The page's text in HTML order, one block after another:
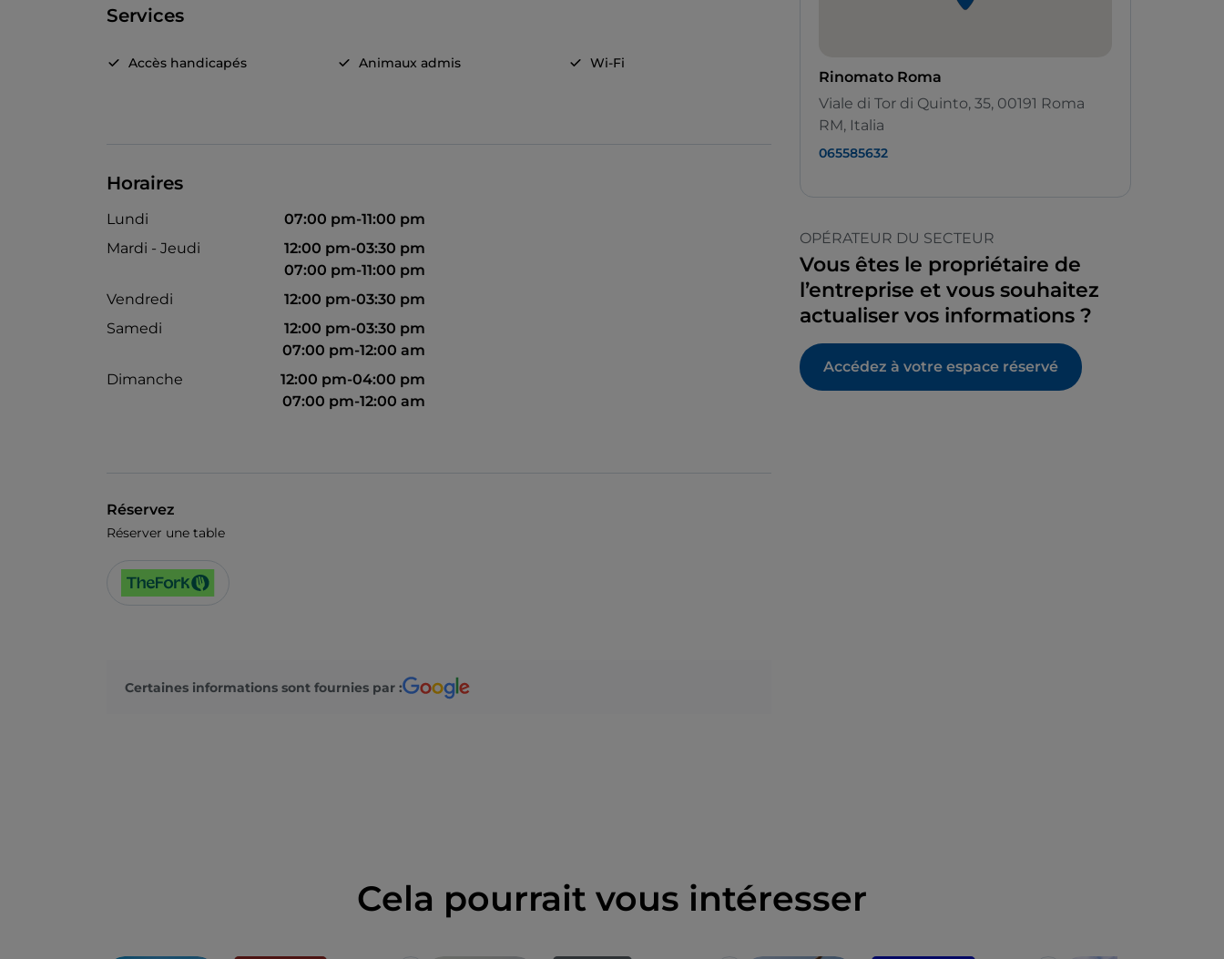
Services
Accès handicapés Animaux admis Wi-Fi
Horaires
Lundi
07:00 pm-11:00 pm
Mardi - Jeudi
12:00 pm-03:30 pm
07:00 pm-11:00 pm
Vendredi
12:00 pm-03:30 pm
Samedi
12:00 pm-03:30 pm
07:00 pm-12:00 am
Dimanche
12:00 pm-04:00 pm
07:00 pm-12:00 am
Réservez
Réserver une table
Certaines informations sont fournies par :
Rinomato Roma
Viale di Tor di Quinto, 35, 00191 Roma
RM, Italia
065585632
OPÉRATEUR DU SECTEUR
Vous êtes le propriétaire de
l’entreprise et vous souhaitez
actualiser vos informations ?
Accédez à votre espace réservé
Cela pourrait vous intéresser